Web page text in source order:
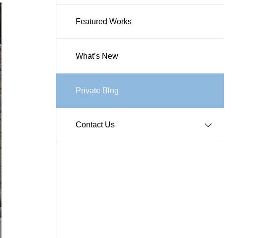
Works-住宅
Works-商業施設
Works-その他施設
Featured Works
What’s New
Private Blog
Contact Us